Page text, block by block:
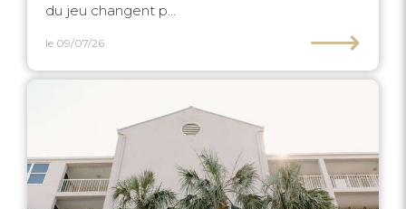
du jeu changent p...
le 09/07/26 ⟶